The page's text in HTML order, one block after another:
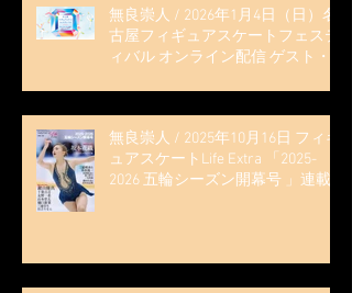
無良崇人 / 2026年1月4日（日）名
古屋フィギュアスケートフェステ
ィバル オンライン配信 ゲスト・
無良崇人 / 2025年10月16日 フィギ
ュアスケートLife Extra 「2025-
2026 五輪シーズン開幕号 」連載